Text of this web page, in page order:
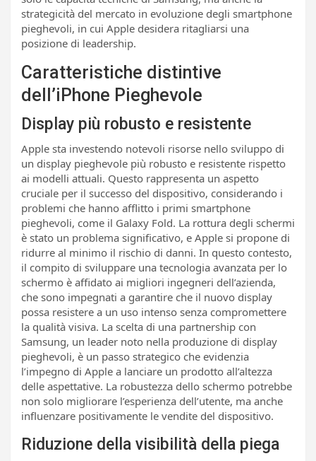
strategicità del mercato in evoluzione degli smartphone
pieghevoli, in cui Apple desidera ritagliarsi una
posizione di leadership.
Caratteristiche distintive
dell’iPhone Pieghevole
Display più robusto e resistente
Apple sta investendo notevoli risorse nello sviluppo di
un display pieghevole più robusto e resistente rispetto
ai modelli attuali. Questo rappresenta un aspetto
cruciale per il successo del dispositivo, considerando i
problemi che hanno afflitto i primi smartphone
pieghevoli, come il Galaxy Fold. La rottura degli schermi
è stato un problema significativo, e Apple si propone di
ridurre al minimo il rischio di danni. In questo contesto,
il compito di sviluppare una tecnologia avanzata per lo
schermo è affidato ai migliori ingegneri dell’azienda,
che sono impegnati a garantire che il nuovo display
possa resistere a un uso intenso senza compromettere
la qualità visiva. La scelta di una partnership con
Samsung, un leader noto nella produzione di display
pieghevoli, è un passo strategico che evidenzia
l’impegno di Apple a lanciare un prodotto all’altezza
delle aspettative. La robustezza dello schermo potrebbe
non solo migliorare l’esperienza dell’utente, ma anche
influenzare positivamente le vendite del dispositivo.
Riduzione della visibilità della piega